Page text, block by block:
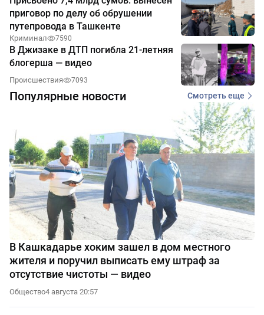
приговор по делу об обрушении
путепровода в Ташкенте
Криминал 7590
В Джизаке в ДТП погибла 21-летняя
блогерша — видео
Происшествия 7093
Популярные новости Смотреть еще
В Кашкадарье хоким зашел в дом местного
жителя и поручил выписать ему штраф за
отсутствие чистоты — видео
Общество4 августа 20:57